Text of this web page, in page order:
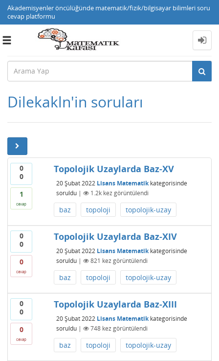
Akademisyenler öncülüğünde matematik/fizik/bilgisayar bilimleri soru
cevap platformu
Toggle
Dilekakln'in soruları
0
0
1
cevap
Topolojik Uzaylarda Baz-XV
20 Şubat 2022 Lisans Matematikkategorisinde
soruldu | 1.2kkez görüntülendi
baz topoloji topolojik-uzay
0
0
0
cevap
Topolojik Uzaylarda Baz-XIV
20 Şubat 2022 Lisans Matematikkategorisinde
soruldu | 821 kez görüntülendi
baz topoloji topolojik-uzay
0
0
0
cevap
Topolojik Uzaylarda Baz-XIII
20 Şubat 2022 Lisans Matematikkategorisinde
soruldu | 748kez görüntülendi
baz topoloji topolojik-uzay